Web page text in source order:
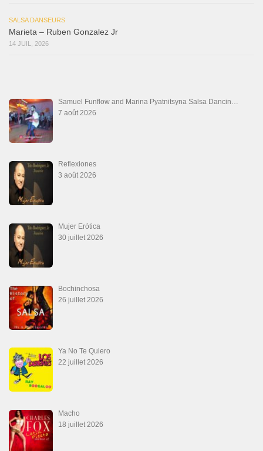
SALSA DANSEURS
Marieta – Ruben Gonzalez Jr
14 JUIL, 2026
Samuel Funflow and Marina Pyatnitsyna Salsa Dancin…
7 août 2026
Reflexiones
3 août 2026
Mujer Erótica
30 juillet 2026
Bochinchosa
26 juillet 2026
Ya No Te Quiero
22 juillet 2026
Macho
18 juillet 2026